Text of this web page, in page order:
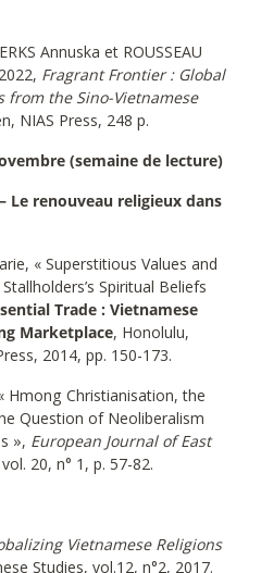
Annuska et ROUSSEAU
Fragrant Frontier : Global
from the Sino-Vietnamese
NIAS Press, 248 p.
(semaine de lecture)
Le renouveau religieux dans
« Superstitious Values and
Spiritual Beliefs
Trade : Vietnamese
Marketplace, Honolulu,
2014, pp. 150-173.
Hmong Christianisation, the
Question of Neoliberalism
», European Journal of East
20, n° 1, p. 57-82.
Vietnamese Religions
Studies, vol.12, n°2, 2017.